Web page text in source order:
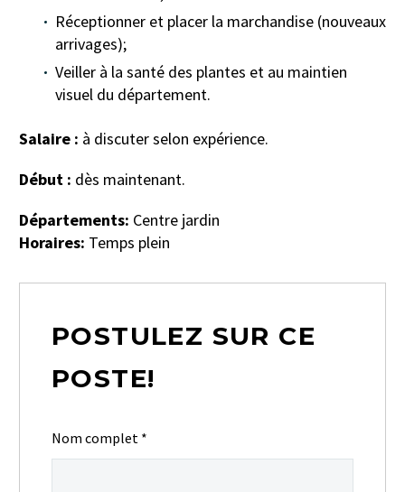
Réceptionner et placer la marchandise (nouveaux
arrivages);
Veiller à la santé des plantes et au maintien
visuel du département.
Salaire : à discuter selon expérience.
Début : dès maintenant.
Départements: Centre jardin
Horaires: Temps plein
POSTULEZ SUR CE
POSTE!
Nom complet *